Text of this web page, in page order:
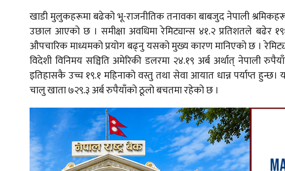
खाडी मुलुकहरूमा बढेको भू-राजनीतिक तनावका बाबजुद नेपाली
उछाल आएको छ । समीक्षा अवधिमा रेमिट्यान्स ४१.२ प्रतिशतले बढेर
औपचारिक माध्यमको प्रयोग बढ्नु यसको मुख्य कारण मानिएको छ ।
विदेशी विनिमय सञ्चिति अमेरिकी डलरमा २४.१९ अर्ब अर्थात् नेपाली
इतिहासकै उच्च १९.१ महिनाको वस्तु तथा सेवा आयात धान्न पर्याप्त हुन्छ।
चालु खाता ७२९.३ अर्ब रुपैयाँको ठूलो बचतमा रहेको छ ।